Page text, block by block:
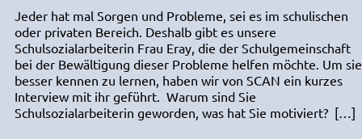
Jeder hat mal Sorgen und Probleme, sei es im schulischen
oder privaten Bereich. Deshalb gibt es unsere
Schulsozialarbeiterin Frau Eray, die der Schulgemeinschaft
bei der Bewältigung dieser Probleme helfen möchte. Um sie
besser kennen zu lernen, haben wir von SCAN ein kurzes
Interview mit ihr geführt. Warum sind Sie
Schulsozialarbeiterin geworden, was hat Sie motiviert? […]